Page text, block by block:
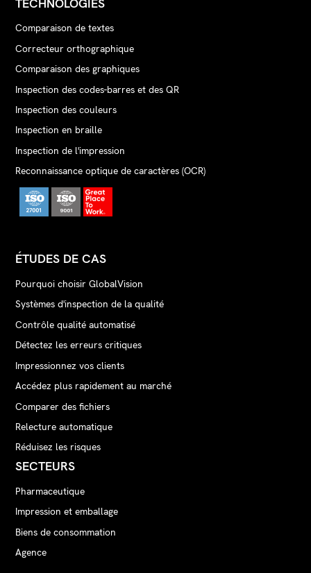
Comparaison de textes
Correcteur orthographique
Comparaison des graphiques
Inspection des codes-barres et des QR
Inspection des couleurs
Inspection en braille
Inspection de l'impression
Reconnaissance optique de caractères (OCR)
ÉTUDES DE CAS
Pourquoi choisir GlobalVision
Systèmes d'inspection de la qualité
Contrôle qualité automatisé
Détectez les erreurs critiques
Impressionnez vos clients
Accédez plus rapidement au marché
Comparer des fichiers
Relecture automatique
Réduisez les risques
SECTEURS
Pharmaceutique
Impression et emballage
Biens de consommation
Agence